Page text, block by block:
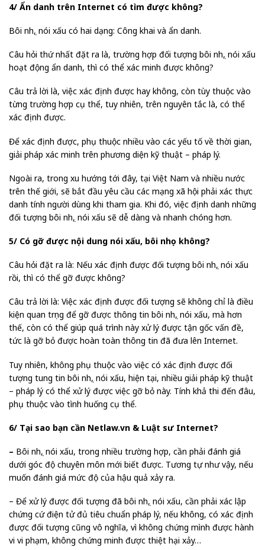
4/ Ẩn danh trên Internet có tìm được không?
Bôi nhọ, nói xấu có hai dạng: Công khai và ẩn danh.
Câu hỏi thứ nhất đặt ra là, trường hợp đối tượng bôi nhọ, nói xấu
hoạt động ẩn danh, thì có thể xác minh được không?
Câu trả lời là, việc xác định được hay không, còn tùy thuộc vào
từng trường hợp cụ thể, tuy nhiên, trên nguyên tắc là, có thể
xác định được.
Để xác định được, phụ thuộc nhiều vào các yếu tố về thời gian,
giải pháp xác minh trên phương diện kỹ thuật – pháp lý.
Ngoài ra, trong xu hướng tới đây, tại Việt Nam và nhiều nước
trên thế giới, sẽ bắt đầu yêu cầu các mạng xã hội phải xác thực
danh tính người dùng khi tham gia. Khi đó, việc định danh những
đối tượng bôi nhọ, nói xấu sẽ dễ dàng và nhanh chóng hơn.
5/ Có gỡ được nội dung nói xấu, bôi nhọ không?
Câu hỏi đặt ra là: Nếu xác định được đối tượng bôi nhọ, nói xấu
rồi, thì có thể gỡ được không?
Câu trả lời là: Việc xác định được đối tượng sẽ không chỉ là điều
kiện quan trọng để gỡ được thông tin bôi nhọ, nói xấu, mà hơn
thế, còn có thể giúp quá trình này xử lý được tận gốc vấn đề,
tức là gỡ bỏ được hoàn toàn thông tin đã đưa lên Internet.
Tuy nhiên, không phụ thuộc vào việc có xác định được đối
tượng tung tin bôi nhọ, nói xấu, hiện tại, nhiều giải pháp kỹ thuật
– pháp lý có thể xử lý được việc gỡ bỏ này. Tính khả thi đến đâu,
phụ thuộc vào tình huống cụ thể.
6/ Tại sao bạn cần Netlaw.vn & Luật sư Internet?
– Bôi nhọ, nói xấu, trong nhiều trường hợp, cần phải đánh giá
dưới góc độ chuyên môn mới biết được. Tương tự như vậy, nếu
muốn đánh giá mức độ của hậu quả xảy ra.
– Để xử lý được đối tượng đã bôi nhọ, nói xấu, cần phải xác lập
chứng cứ điện tử đủ tiêu chuẩn pháp lý, nếu không, có xác định
được đối tượng cũng vô nghĩa, vì không chứng mình được hành
vi vi phạm, không chứng minh được thiệt hại xảy…